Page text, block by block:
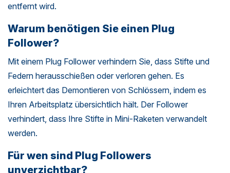
entfernt wird.
Warum benötigen Sie einen Plug
Follower?
Mit einem Plug Follower verhindern Sie, dass Stifte und
Federn herausschießen oder verloren gehen. Es
erleichtert das Demontieren von Schlössern, indem es
Ihren Arbeitsplatz übersichtlich hält. Der Follower
verhindert, dass Ihre Stifte in Mini-Raketen verwandelt
werden.
Für wen sind Plug Followers
unverzichtbar?